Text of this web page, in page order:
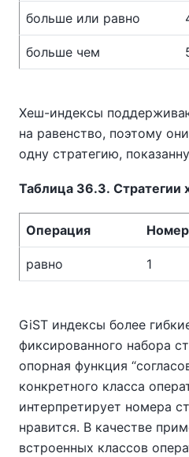
больше или равно
больше чем
Хеш-индексы
на равенство, поэтому
одну стратегию,
Таблица 36.3. Стратегии
Операция Номер
равно 1
GiST индексы более
фиксированного набора
опорная функция “
конкретного класса
интерпретирует номера
нравится. В качестве
встроенных классов